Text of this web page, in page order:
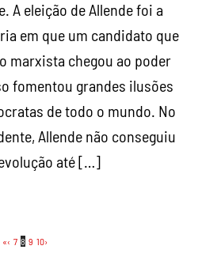
A eleição de Allende foi a
em que um candidato que
marxista chegou ao poder
fomentou grandes ilusões
de todo o mundo. No
Allende não conseguiu
até […]
«‹ 7 8 9 10›